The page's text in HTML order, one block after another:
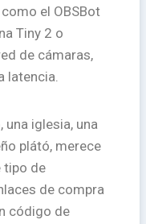
el OBSBot
Tiny 2 o
de cámaras,
latencia.
iglesia, una
plátó, merece
tipo de
de compra
código de